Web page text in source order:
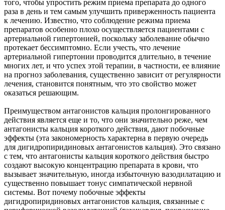
того, чтобы упростить режим приема препарата до одного
раза в день и тем самым улучшить приверженность пациента
к лечению. Известно, что соблюдение режима приема
препаратов особенно плохо осуществляется пациентами с
артериальной гипертонией, поскольку заболевание обычно
протекает бессимптомно. Если учесть, что лечение
артериальной гипертонии проводится длительно, в течение
многих лет, и что успех этой терапии, в частности, ее влияние
на прогноз заболевания, существенно зависит от регулярности
лечения, становится понятным, что это свойство может
оказаться решающим.
Преимуществом антагонистов кальция пролонгированного
действия является еще и то, что они значительно реже, чем
антагонисты кальция короткого действия, дают побочные
эффекты (эта закономерность характерна в первую очередь
для дигидропиридиновых антагонистов кальция). Это связано
с тем, что антагонисты кальция короткого действия быстро
создают высокую концентрацию препарата в крови, что
вызывает значительную, иногда избыточную вазодилатацию и
существенно повышает тонус симпатической нервной
системы. Вот почему побочные эффекты
дигидропиридиновых антагонистов кальция, связанные с